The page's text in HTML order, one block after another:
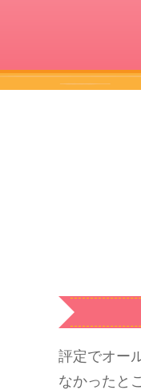
評定でオー
なかったと